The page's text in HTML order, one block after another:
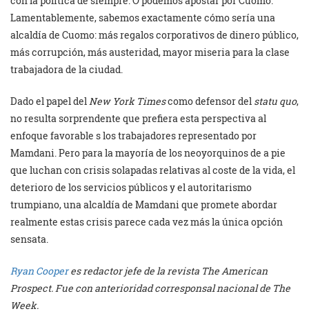
Lamentablemente, sabemos exactamente cómo sería una
alcaldía de Cuomo: más regalos corporativos de dinero público,
más corrupción, más austeridad, mayor miseria para la clase
trabajadora de la ciudad.
Dado el papel delNew York Timescomo defensor del statu quo,
no resulta sorprendente que prefiera esta perspectiva al
enfoque favorable s los trabajadores representado por
Mamdani. Pero para la mayoría de los neoyorquinos de a pie
que luchan con crisis solapadas relativas al coste de la vida, el
deterioro de los servicios públicos y el autoritarismo
trumpiano, una alcaldía de Mamdani que promete abordar
realmente estas crisis parece cada vez más la única opción
sensata.
Ryan Cooperes redactor jefe de la revista The American
Prospect. Fue con anterioridad corresponsal nacional de The
Week.